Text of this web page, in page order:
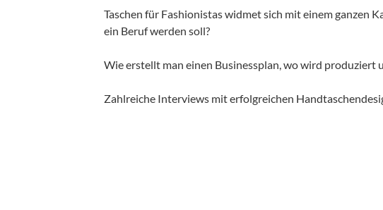
Taschen für Fashionistas widmet sich mit einem ganzen
ein Beruf werden soll?
Wie erstellt man einen Businessplan, wo wird produziert
Zahlreiche Interviews mit erfolgreichen